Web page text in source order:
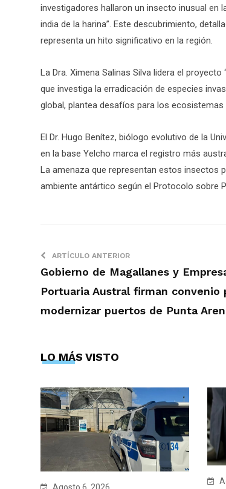
investigadores hallaron un insecto inusual en
india de la harina”. Este descubrimiento,
representa un hito significativo en la región.
La Dra. Ximena Salinas Silva lidera el
que investiga la erradicación de especies
global, plantea desafíos para los
El Dr. Hugo Benítez, biólogo evolutivo de la
en la base Yelcho marca el registro más
La amenaza que representan estos insectos
ambiente antártico según el Protocolo sobre
ARTÍCULO ANTERIOR
Gobierno de Magallanes y
Portuaria Austral firman convenio
modernizar puertos de Punta
LO MÁS VISTO
Agosto 6, 2026